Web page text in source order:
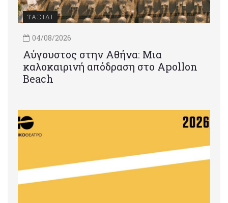
ΤΑΞΙΔΙ
04/08/2026
Αύγουστος στην Αθήνα: Μια
καλοκαιρινή απόδραση στο Apollon
Beach